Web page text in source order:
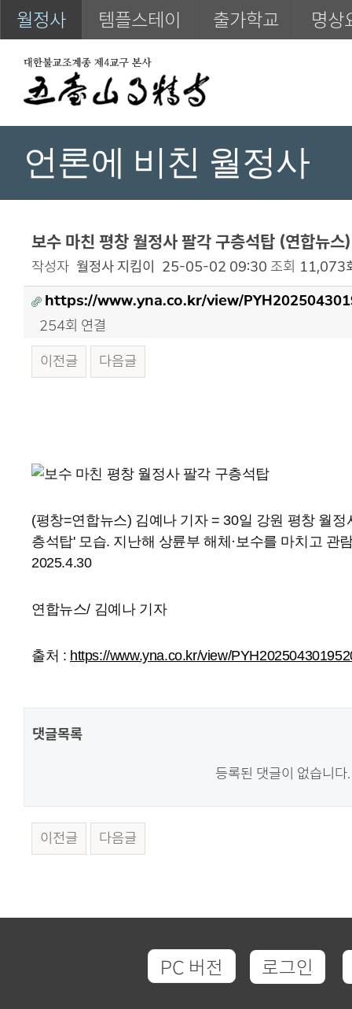
월정사 템플스테이 출가학교 명상
언론에 비친 월정사
보수 마친 평창 월정사 팔각 구층석탑 (연합뉴스)
작성자 월정사 지킴이 25-05-02 09:30 조회 11,073
https://www.yna.co.kr/view/
254회 연결
이전글
다음글
(평창=연합뉴스) 김예나 기자 = 30일 강원 평창 월
층석탑' 모습. 지난해 상륜부 해체·보수를 마치고 관
2025.4.30
연합뉴스/ 김예나 기자
출처 : https://www.yna.co.kr/view/
댓글목록
등록된 댓글이 없습니다.
이전글 다음글
PC 버전 로그인